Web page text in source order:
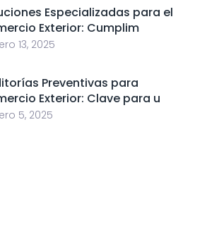
Especializadas para el
Exterior: Cumplim
13, 2025
Preventivas para
Exterior: Clave para u
5, 2025